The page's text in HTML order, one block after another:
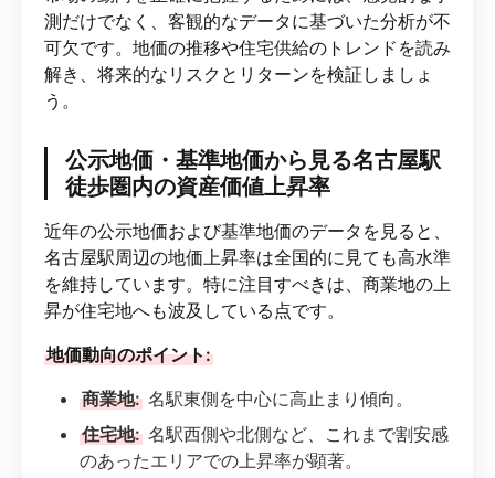
測だけでなく、客観的なデータに基づいた分析が不
可欠です。地価の推移や住宅供給のトレンドを読み
解き、将来的なリスクとリターンを検証しましょ
う。
公示地価・基準地価から見る名古屋駅
徒歩圏内の資産価値上昇率
近年の公示地価および基準地価のデータを見ると、
名古屋駅周辺の地価上昇率は全国的に見ても高水準
を維持しています。特に注目すべきは、商業地の上
昇が住宅地へも波及している点です。
地価動向のポイント:
商業地: 名駅東側を中心に高止まり傾向。
住宅地: 名駅西側や北側など、これまで割安感
のあったエリアでの上昇率が顕著。